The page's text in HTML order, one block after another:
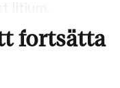
fortsätta